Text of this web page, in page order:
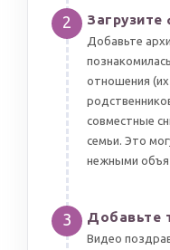
2 Загрузите
Добавьте
отношения (их
совместные
семьи. Это
нежными
3 Добавьте
Видео